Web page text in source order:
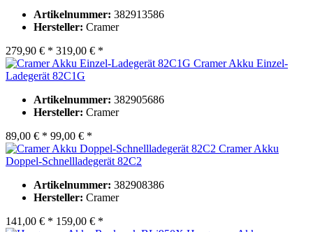
Artikelnummer: 382913586
Hersteller: Cramer
279,90 € * 319,00 € *
Cramer Akku Einzel-
Ladegerät 82C1G
Artikelnummer: 382905686
Hersteller: Cramer
89,00 € * 99,00 € *
Cramer Akku
Doppel-Schnellladegerät 82C2
Artikelnummer: 382908386
Hersteller: Cramer
141,00 € * 159,00 € *